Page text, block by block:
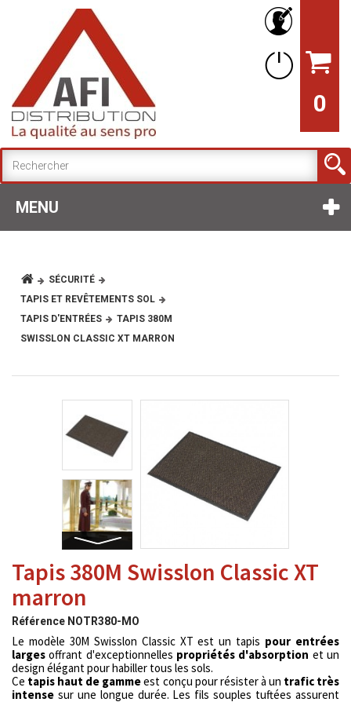
0
MENU
SÉCURITÉ
TAPIS ET REVÊTEMENTS SOL
TAPIS D'ENTRÉES
TAPIS 380M
SWISSLON CLASSIC XT MARRON
Tapis 380M Swisslon Classic XT
marron
Référence NOTR380-MO
Le modèle 30M Swisslon Classic XT est un tapis pour entrées
larges offrant d'exceptionnelles propriétés d'absorption et un
design élégant pour habiller tous les sols.
Ce tapis haut de gammeest conçu pour résister à un trafic très
intense sur une longue durée. Les fils souples tuftées assurent